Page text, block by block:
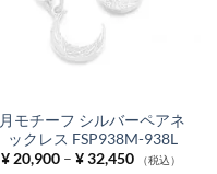
月モチーフ シルバーペアネ
ックレス FSP938M-938L
¥20,900 – ¥32,450価（税込）